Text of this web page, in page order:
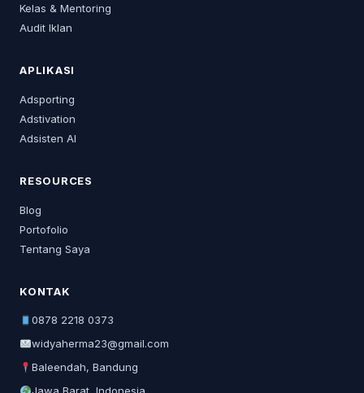
Kelas & Mentoring
Audit Iklan
APLIKASI
Adsporting
Adstivation
Adsisten AI
RESOURCES
Blog
Portofolio
Tentang Saya
KONTAK
0878 2218 0373
widyaherma23@gmail.com
Baleendah, Bandung